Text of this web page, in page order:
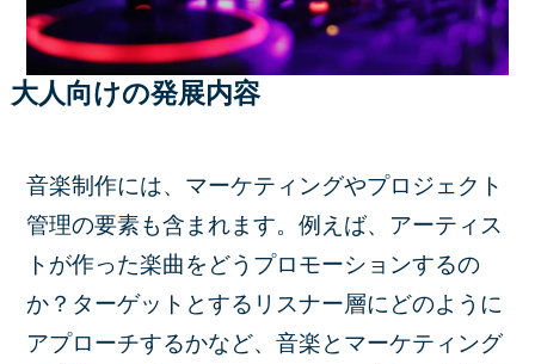
大人向けの発展内容
音楽制作には、マーケティングやプロジェクト
管理の要素も含まれます。例えば、アーティス
トが作った楽曲をどうプロモーションするの
か？ターゲットとするリスナー層にどのように
アプローチするかなど、音楽とマーケティング